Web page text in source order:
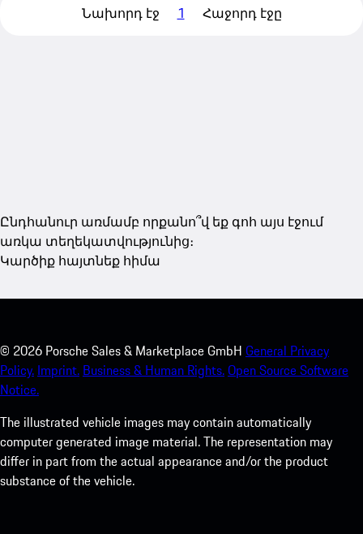
Նախորդ էջ 1 Հաջորդ էջը
Ընդհանուր առմամբ որքանո՞վ եք գոհ այս էջում
առկա տեղեկատվությունից։
Կարծիք հայտնեք հիմա
© 2026 Porsche Sales & Marketplace GmbH General Privacy
Policy. Imprint. Business & Human Rights.Open Source Software
Notice.
The illustrated vehicle images may contain automatically
computer generated image material. The representation may
differ in part from the actual appearance and/or the product
substance of the vehicle.